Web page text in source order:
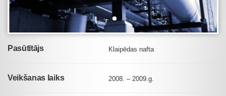
Pasūtītājs Klaipēdas nafta
Veikšanas laiks 2008. – 2009.g.